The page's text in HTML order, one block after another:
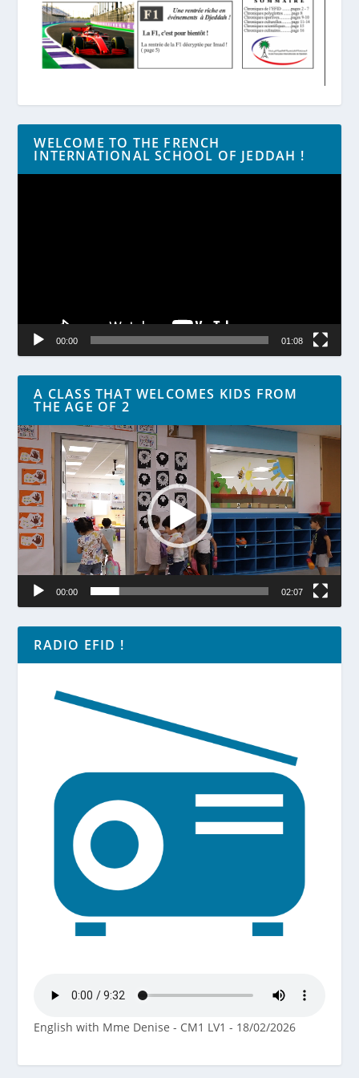
WELCOME TO THE FRENCH
INTERNATIONAL SCHOOL OF JEDDAH !
00:00 01:08
A CLASS THAT WELCOMES KIDS FROM
THE AGE OF 2
Lecteur
vidéo
00:00 02:07
RADIO EFID !
English with Mme Denise - CM1 LV1 - 18/02/2026